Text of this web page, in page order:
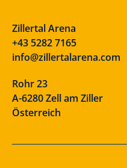
Zillertal Arena
+43 5282 7165
info@zillertalarena.com
Rohr 23
A-6280 Zell am Ziller
Österreich